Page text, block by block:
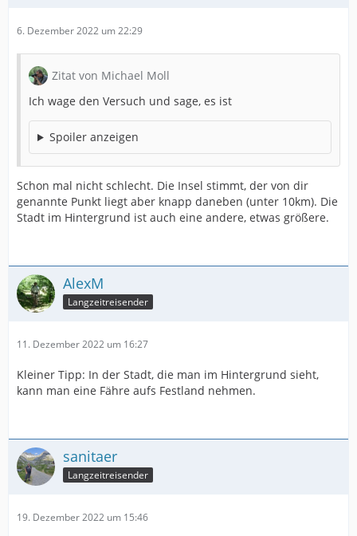
6. Dezember 2022 um 22:29
Zitat von Michael Moll
Ich wage den Versuch und sage, es ist
Spoiler anzeigen
Schon mal nicht schlecht. Die Insel stimmt, der von dir
genannte Punkt liegt aber knapp daneben (unter 10km). Die
Stadt im Hintergrund ist auch eine andere, etwas größere.
AlexM
Langzeitreisender
11. Dezember 2022 um 16:27
Kleiner Tipp: In der Stadt, die man im Hintergrund sieht,
kann man eine Fähre aufs Festland nehmen.
sanitaer
Langzeitreisender
19. Dezember 2022 um 15:46